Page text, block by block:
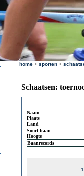
home > sporten >
Schaatsen:
Naam
Plaats
Land
Soort baan
Hoogte
Baanrecords